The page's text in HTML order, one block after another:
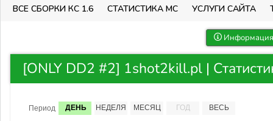
ВСЕ СБОРКИ КС 1.6 СТАТИСТИКА МС УСЛУГИ САЙТА
[ONLY DD2 #2] 1shot2kill.pl |
Период ДЕНЬ НЕДЕЛЯ МЕСЯЦ ГОД ВЕСЬ